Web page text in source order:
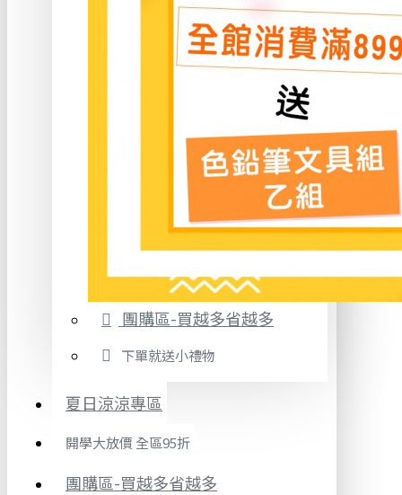
團購區-買越多省越多
下單就送小禮物
夏日涼涼專區
開學大放價 全區95折
團購區-買越多省越多